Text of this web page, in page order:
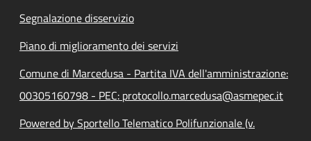
Segnalazione disservizio
Piano di miglioramento dei servizi
Comune di Marcedusa - Partita IVA dell'amministrazione:
00305160798 - PEC: protocollo.marcedusa@asmepec.it
Powered by Sportello Telematico Polifunzionale (v.